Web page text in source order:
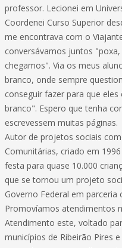
professor. Lecionei em
Coordenei Curso Superior
me encontrava com o
conversávamos juntos
chegamos". Via os meus
branco, onde sempre
conseguir fazer para que
branco". Espero que tenha
escrevessem muitas páginas.
Autor de projetos sociais
Comunitárias, criado em
festa para quase 10.000
que se tornou um projeto
Governo Federal em parceria
Promovíamos atendimentos
Atendimento este, voltado
municípios de Ribeirão Pires